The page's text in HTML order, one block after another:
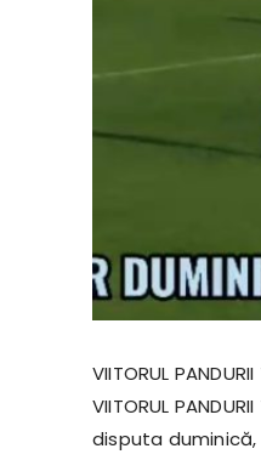
VIITORUL
VIITORUL
disputa duminică,